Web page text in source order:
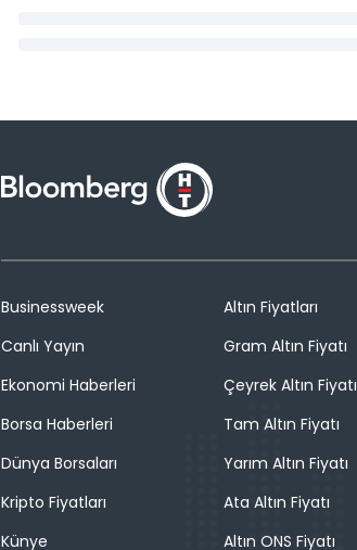
Businessweek
Canlı Yayın
Ekonomi Haberleri
Borsa Haberleri
Dünya Borsaları
Kripto Fiyatları
Künye
Altın Fiyatları
Gram Altın Fiyatı
Çeyrek Altın Fiyatı
Tam Altın Fiyatı
Yarım Altın Fiyatı
Ata Altın Fiyatı
Altın ONS Fiyatı